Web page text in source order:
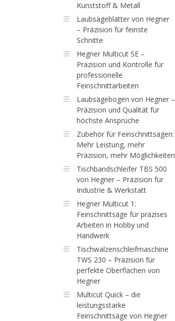
Kunststoff & Metall
Laubsägeblätter von Hegner
– Präzision für feinste
Schnitte
Hegner Multicut SE –
Präzision und Kontrolle für
professionelle
Feinschnittarbeiten
Laubsägebogen von Hegner –
Präzision und Qualität für
höchste Ansprüche
Zubehör für Feinschnittsägen:
Mehr Leistung, mehr
Präzision, mehr Möglichkeiten
Tischbandschleifer TBS 500
von Hegner – Präzision für
Industrie & Werkstatt
Hegner Multicut 1:
Feinschnittsäge für präzises
Arbeiten in Hobby und
Handwerk
Tischwalzenschleifmaschine
TWS 230 – Präzision für
perfekte Oberflächen von
Hegner
Multicut Quick – die
leistungsstarke
Feinschnittsäge von Hegner